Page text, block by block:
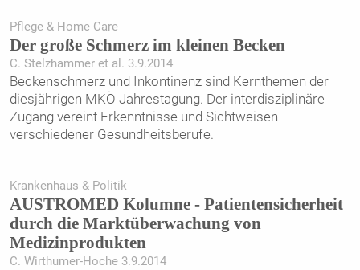
Pflege & Home Care
Der große Schmerz im ­kleinen Becken
C. Stelzhammer et al. 3.9.2014
Beckenschmerz und Inkontinenz sind Kernthemen der
diesjährigen MKÖ Jahrestagung. Der interdisziplinäre
Zugang vereint Erkenntnisse und Sichtweisen ­
verschiedener Gesundheitsberufe.
Krankenhaus & Politik
AUSTROMED Kolumne - Patientensicherheit
durch die Marktüberwachung von
Medizinprodukten
C. Wirthumer-Hoche 3.9.2014